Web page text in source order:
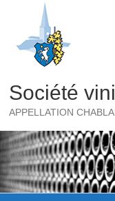
content
Société
APPELLATION